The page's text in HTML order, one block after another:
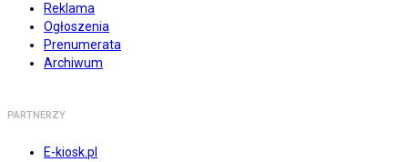
Reklama
Ogłoszenia
Prenumerata
Archiwum
PARTNERZY
E-kiosk.pl